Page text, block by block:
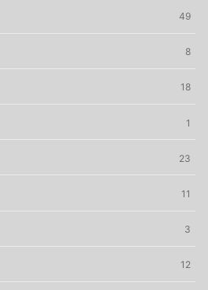
49
8
18
1
23
11
3
12